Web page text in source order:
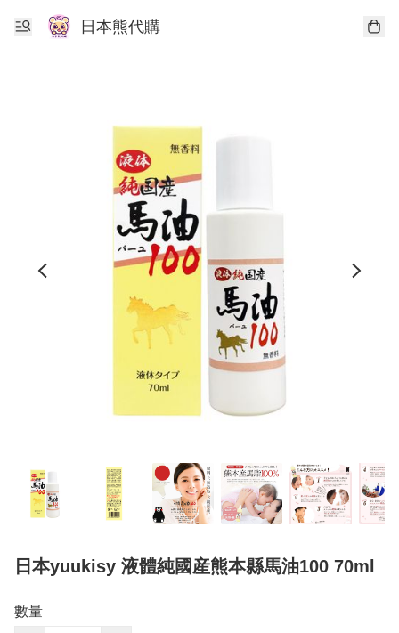
日本熊代購
日本yuukisy 液體純國産熊本縣馬油100 70ml
數量